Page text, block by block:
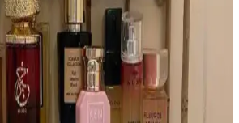
Metalik ve Yatay Tasarımlı
Duo İncelemesi
renkli, metalik ve yatay tasarımlı Azzaro
ve özgün görünümüyle dikkat çekiyor.
detaylıca tanımladı.